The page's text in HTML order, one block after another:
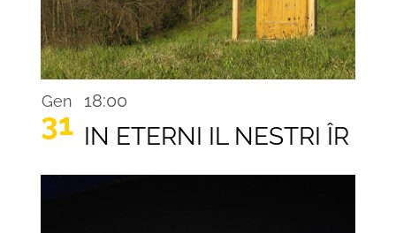
Gen
31
18:00
IN ETERNI IL NESTRI ÎR